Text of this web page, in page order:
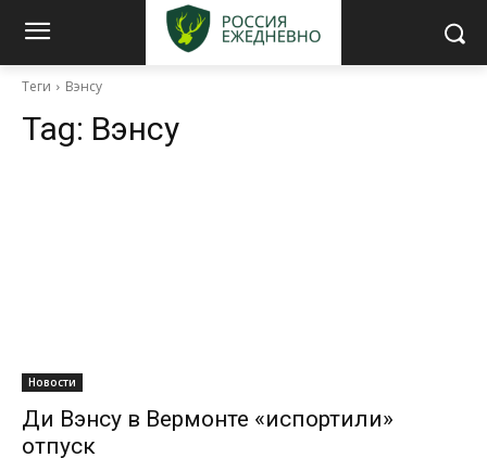
Теги Вэнсу
Tag: Вэнсу
Новости
Ди Вэнсу в Вермонте «испортили»
отпуск